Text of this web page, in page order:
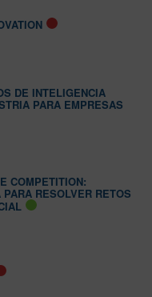
DE INTELIGENCIA
PARA EMPRESAS
COMPETITION:
RESOLVER RETOS